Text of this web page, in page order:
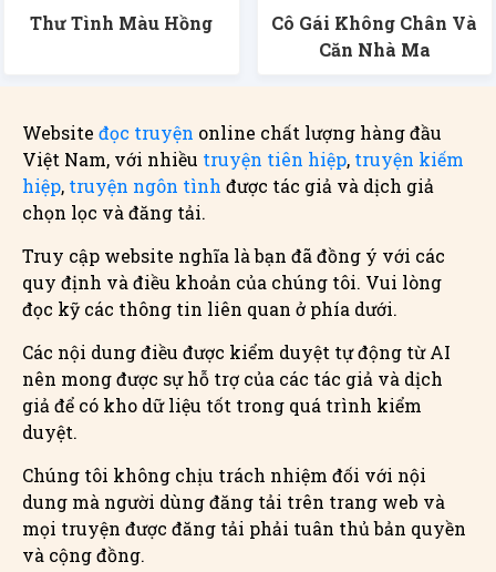
Thư Tình Màu Hồng
Cô Gái Không Chân Và
Căn Nhà Ma
Website đọc truyện online chất lượng hàng đầu
Việt Nam, với nhiều truyện tiên hiệp, truyện kiếm
hiệp, truyện ngôn tình được tác giả và dịch giả
chọn lọc và đăng tải.
Truy cập website nghĩa là bạn đã đồng ý với các
quy định và điều khoản của chúng tôi. Vui lòng
đọc kỹ các thông tin liên quan ở phía dưới.
Các nội dung điều được kiểm duyệt tự động từ AI
nên mong được sự hỗ trợ của các tác giả và dịch
giả để có kho dữ liệu tốt trong quá trình kiểm
duyệt.
Chúng tôi không chịu trách nhiệm đối với nội
dung mà người dùng đăng tải trên trang web và
mọi truyện được đăng tải phải tuân thủ bản quyền
và cộng đồng.